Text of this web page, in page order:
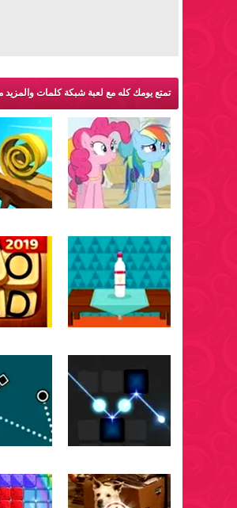
تمتع يومك كله مع لعبة شبكة كلمات والمزيد